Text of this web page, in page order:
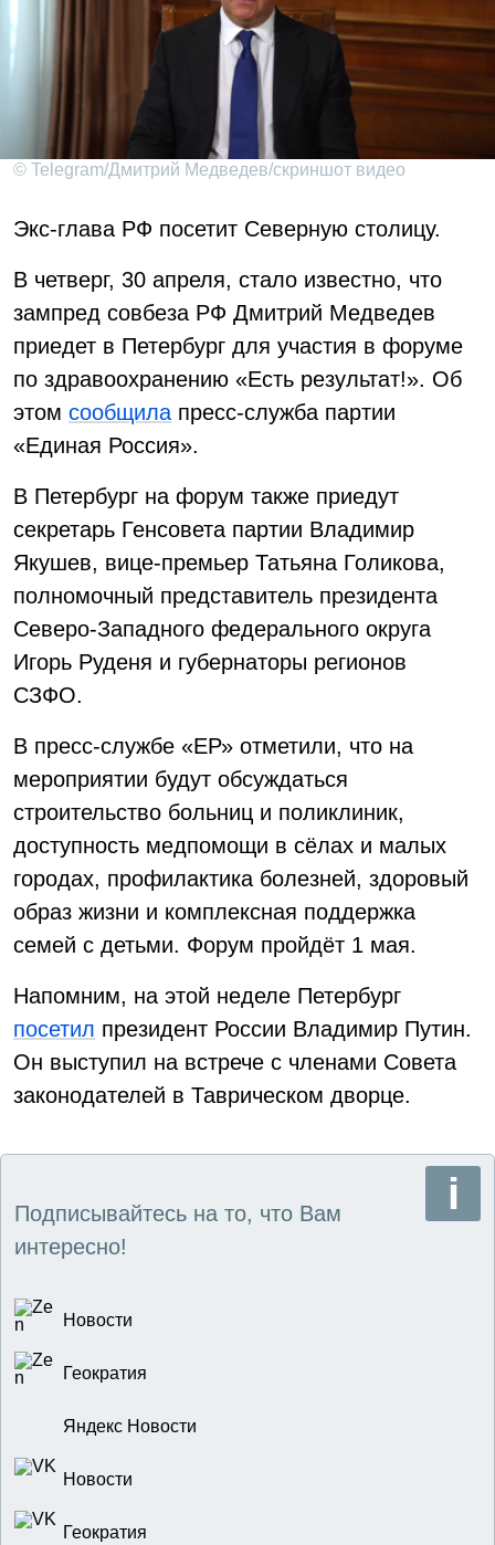
© Telegram/Дмитрий Медведев/скриншот видео
Экс-глава РФ посетит Северную столицу.
В четверг, 30 апреля, стало известно, что
зампред совбеза РФ Дмитрий Медведев
приедет в Петербург для участия в форуме
по здравоохранению «Есть результат!». Об
этом сообщила пресс-служба партии
«Единая Россия».
В Петербург на форум также приедут
секретарь Генсовета партии Владимир
Якушев, вице-премьер Татьяна Голикова,
полномочный представитель президента
Северо-Западного федерального округа
Игорь Руденя и губернаторы регионов
СЗФО.
В пресс-службе «ЕР» отметили, что на
мероприятии будут обсуждаться
строительство больниц и поликлиник,
доступность медпомощи в сёлах и малых
городах, профилактика болезней, здоровый
образ жизни и комплексная поддержка
семей с детьми. Форум пройдёт 1 мая.
Напомним, на этой неделе Петербург
посетил президент России Владимир Путин.
Он выступил на встрече с членами Совета
законодателей в Таврическом дворце.
Подписывайтесь на то, что Вам
интересно!
Новости
Геократия
Яндекс Новости
Новости
Геократия